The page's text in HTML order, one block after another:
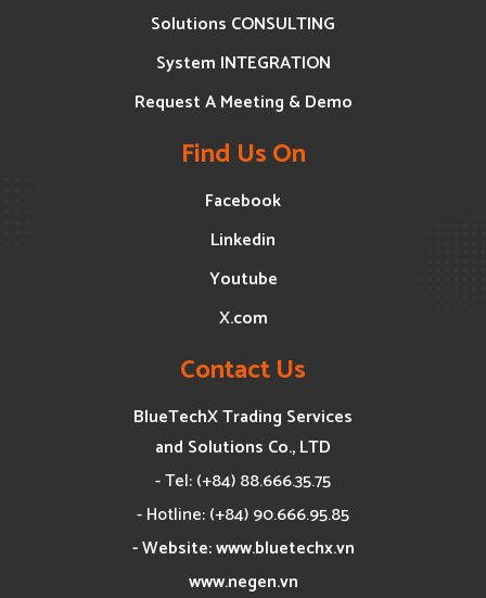
Solutions CONSULTING
System INTEGRATION
Request A Meeting & Demo
Find Us On
Facebook
Linkedin
Youtube
X.com
Contact Us
BlueTechX Trading Services
and Solutions Co., LTD
- Tel: (+84) 88.666.35.75
- Hotline: (+84) 90.666.95.85
- Website: www.bluetechx.vn
www.negen.vn